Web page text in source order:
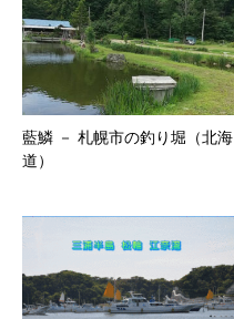
藍鱗 － 札幌市の釣り堀（北海
道）